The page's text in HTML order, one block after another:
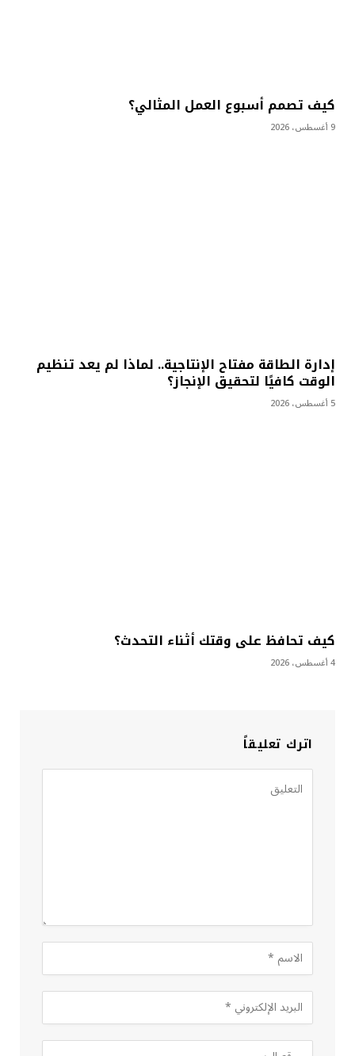
كيف تصمم أسبوع العمل المثالي؟
9 أغسطس، 2026
إدارة الطاقة مفتاح الإنتاجية.. لماذا لم يعد تنظيم
الوقت كافيًا لتحقيق الإنجاز؟
5 أغسطس، 2026
كيف تحافظ على وقتك أثناء التحدث؟
4 أغسطس، 2026
اترك تعليقاً